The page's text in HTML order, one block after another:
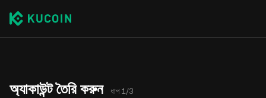
অ্যাকাউন্ট তৈরি করুন ধাপ 1/3